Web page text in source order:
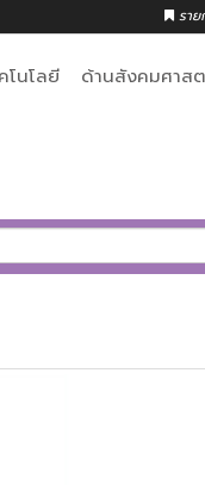
ราย
โนโลยี ด้านสังคมศาส